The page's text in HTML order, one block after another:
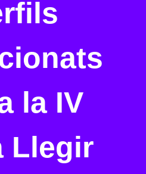
la IV
Llegir